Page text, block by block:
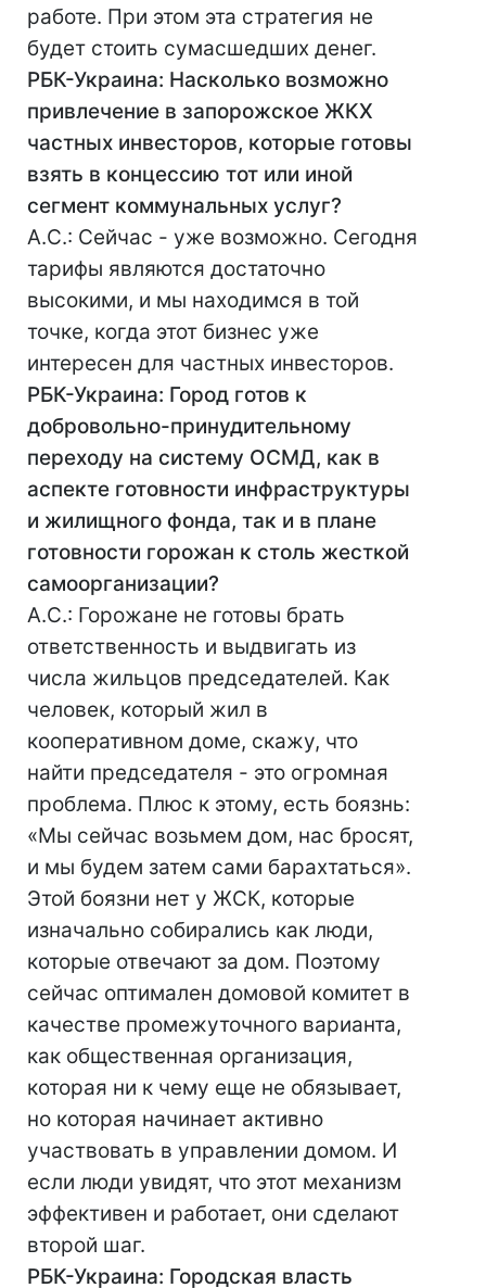
работе. При этом эта стратегия не
будет стоить сумасшедших денег.
РБК-Украина: Насколько возможно
привлечение в запорожское ЖКХ
частных инвесторов, которые готовы
взять в концессию тот или иной
сегмент коммунальных услуг?
А.С.: Сейчас - уже возможно. Сегодня
тарифы являются достаточно
высокими, и мы находимся в той
точке, когда этот бизнес уже
интересен для частных инвесторов.
РБК-Украина: Город готов к
добровольно-принудительному
переходу на систему ОСМД, как в
аспекте готовности инфраструктуры
и жилищного фонда, так и в плане
готовности горожан к столь жесткой
самоорганизации?
А.С.: Горожане не готовы брать
ответственность и выдвигать из
числа жильцов председателей. Как
человек, который жил в
кооперативном доме, скажу, что
найти председателя - это огромная
проблема. Плюс к этому, есть боязнь:
«Мы сейчас возьмем дом, нас бросят,
и мы будем затем сами барахтаться».
Этой боязни нет у ЖСК, которые
изначально собирались как люди,
которые отвечают за дом. Поэтому
сейчас оптимален домовой комитет в
качестве промежуточного варианта,
как общественная организация,
которая ни к чему еще не обязывает,
но которая начинает активно
участвовать в управлении домом. И
если люди увидят, что этот механизм
эффективен и работает, они сделают
второй шаг.
РБК-Украина: Городская власть